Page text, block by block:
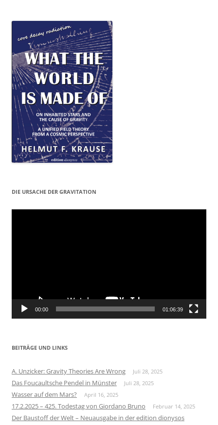
DIE URSACHE DER GRAVITATION
Video-
00:00 01:06:39
BEITRÄGE UND LINKS
A. Unzicker: Gravity Theories Are Wrong Juli 28, 2025
Das Foucaultsche Pendel in Münster Juli 28, 2025
Wasser auf dem Mars? April 16, 2025
17.2.2025 – 425. Todestag von Giordano Bruno Februar 14, 2025
Der Baustoff der Welt – Neuausgabe in der edition dionysos